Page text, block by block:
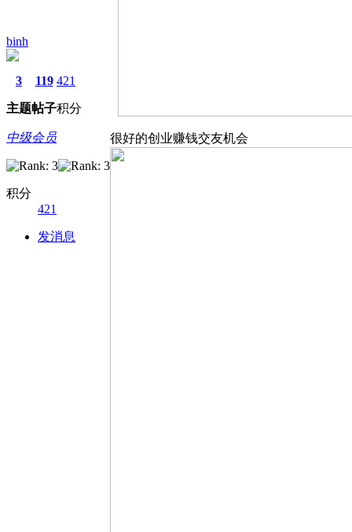
binh
3
主题
119
帖子
421
积分
中级会员
积分
421
发消息
很好的创业赚钱交友机会